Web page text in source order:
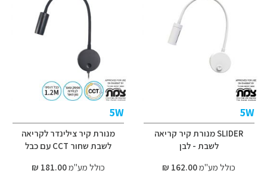
5W
SLIDER מנורת קיר קריאה
לשבת - לבן
כולל מע"מ162.00 ₪
5W
מנורת קיר צילינדר לקריאה
לשבת שחור CCT עם כבל
כולל מע"מ181.00 ₪